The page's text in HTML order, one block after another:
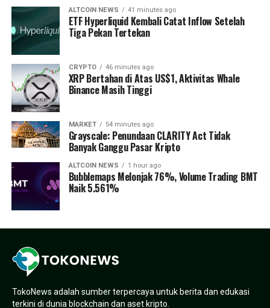
ALTCOIN NEWS 41 minutes ago
ETF Hyperliquid Kembali Catat Inflow Setelah
Tiga Pekan Tertekan
CRYPTO 46 minutes ago
XRP Bertahan di Atas US$1, Aktivitas Whale
Binance Masih Tinggi
MARKET 54 minutes ago
Grayscale: Penundaan CLARITY Act Tidak
Banyak Ganggu Pasar Kripto
ALTCOIN NEWS 1 hour ago
Bubblemaps Melonjak 76%, Volume Trading BMT
Naik 5.561%
TokoNews adalah sumber terpercaya untuk berita dan edukasi
terkini di dunia blockchain dan aset kripto.